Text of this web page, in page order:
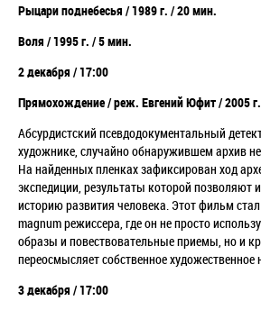
Рыцари поднебесья / 1989 г. / 20 мин.
Воля / 1995 г. / 5 мин.
2декабря / 17:00
Прямохождение / реж. Евгений Юфит / 2005
Абсурдистский псевдодокументальный
художнике, случайно обнаружившем архив
На найденных пленках зафиксирован ход
экспедиции, результаты которой позволяют
историю развития человека. Этот фильм
magnum режиссера, где он не просто
образы и повествовательные приемы, но и
переосмысляет собственное художественное
3 декабря / 17:00